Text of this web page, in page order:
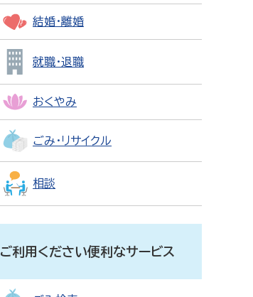
結婚・離婚
就職・退職
おくやみ
ごみ・リサイクル
相談
ご利用ください便利なサービス